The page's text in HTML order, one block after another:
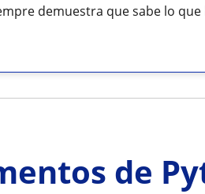
demuestra que sabe lo que
de